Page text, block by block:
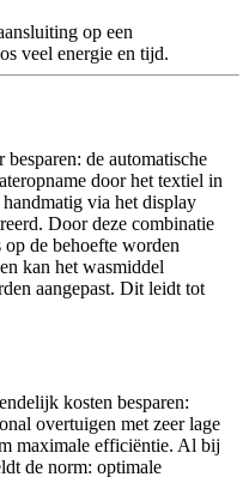
op een
veel energie en tijd.
besparen: de automatische
door het textiel in
via het display
Door deze combinatie
de behoefte worden
kan het wasmiddel
aangepast. Dit leidt tot
kosten besparen:
overtuigen met zeer lage
maximale efficiëntie. Al bij
de norm: optimale